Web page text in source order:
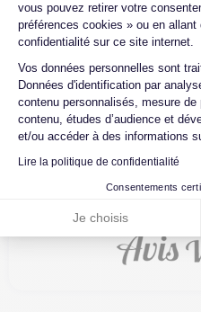
vous pouvez retirer votre
préférences cookies » ou en allant
confidentialité sur ce site internet.
Vos données personnelles sont
Données d'identification par
contenu personnalisés, mesure
contenu, études d’audience et
et/ou accéder à des informations
Lire la politique de confidentialité
Consentements
Je choisis
Axeptio
Certideal est